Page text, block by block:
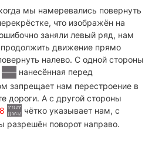
мы намеревались повернуть
что изображён на
заняли левый ряд, нам
движение прямо
налево. С одной стороны
нанесённая перед
запрещает нам перестроение в
дороги. А с другой стороны
чётко указывает нам, с
разрешён поворот направо.